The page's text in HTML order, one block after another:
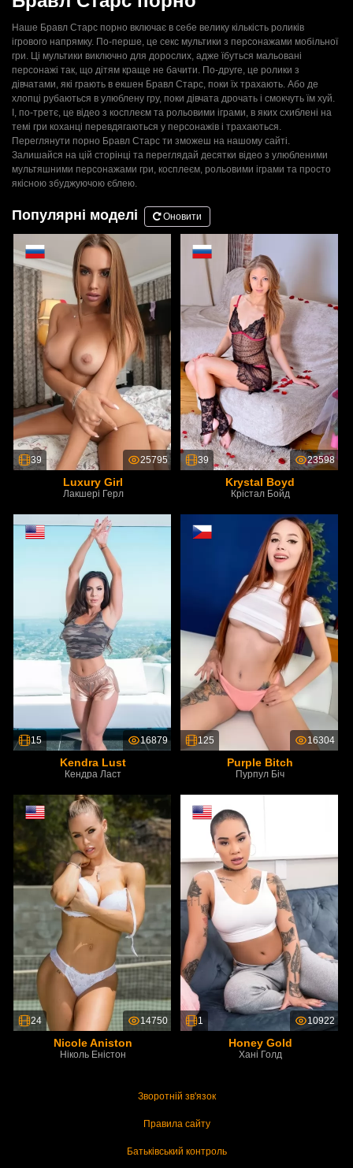
Наше Бравл Старс порно включає в себе велику кількість роликів
ігрового напрямку. По-перше, це секс мультики з персонажами мобільної
гри. Ці мультики виключно для дорослих, адже їбуться мальовані
персонажі так, що дітям краще не бачити. По-друге, це ролики з
дівчатами, які грають в екшен Бравл Старс, поки їх трахають. Або де
хлопці рубаються в улюблену гру, поки дівчата дрочать і смокчуть їм хуй.
І, по-третє, це відео з косплеєм та рольовими іграми, в яких схиблені на
темі гри коханці перевдягаються у персонажів і трахаються.
Переглянути порно Бравл Старс ти зможеш на нашому сайті.
Залишайся на цій сторінці та переглядай десятки відео з улюбленими
мультяшними персонажами гри, косплеєм, рольовими іграми та просто
якісною збуджуючою єблею.
Популярні моделі Оновити
39 25795
Luxury Girl
Лакшері Герл
39 23598
Krystal Boyd
Крістал Бойд
15 16879
Kendra Lust
Кендра Ласт
125 16304
Purple Bitch
Пурпул Біч
24 14750
Nicole Aniston
Ніколь Еністон
1 10922
Honey Gold
Хані Голд
Зворотній зв'язок
Правила сайту
Батьківський контроль